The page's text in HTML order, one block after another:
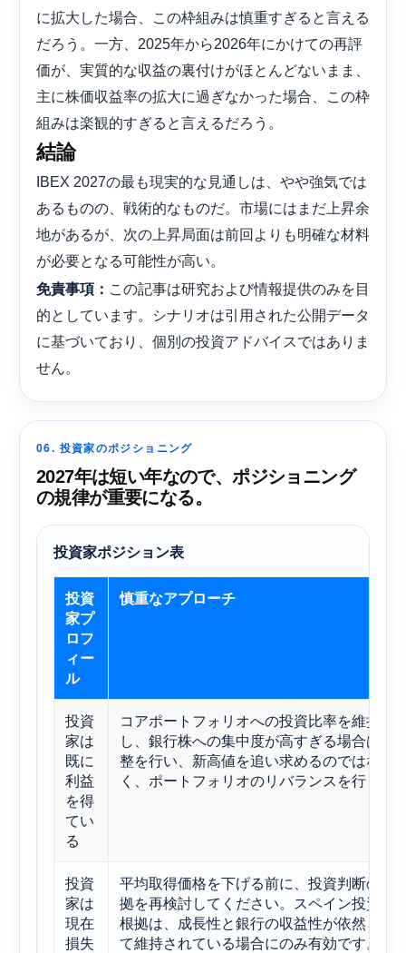
に拡大した場合、この枠組みは慎重すぎると言える
だろう。一方、2025年から2026年にかけての再評
価が、実質的な収益の裏付けがほとんどないまま、
主に株価収益率の拡大に過ぎなかった場合、この枠
組みは楽観的すぎると言えるだろう。
結論
IBEX 2027の最も現実的な見通しは、やや強気では
あるものの、戦術的なものだ。市場にはまだ上昇余
地があるが、次の上昇局面は前回よりも明確な材料
が必要となる可能性が高い。
免責事項： この記事は研究および情報提供のみを目
的としています。シナリオは引用された公開データ
に基づいており、個別の投資アドバイスではありま
せん。
06. 投資家のポジショニング
2027年は短い年なので、ポジショニング
の規律が重要になる。
投資家ポジション表
投資
家プ
ロフ
ィー
ル
慎重なアプローチ
投資
家は
既に
利益
を得
てい
る
コアポートフォリオへの投資比率を維持
し、銀行株への集中度が高すぎる場合は調
整を行い、新高値を追い求めるのではな
く、ポートフォリオのリバランスを行う。
投資
家は
現在
損失
平均取得価格を下げる前に、投資判断の根
拠を再検討してください。スペイン投資の
根拠は、成長性と銀行の収益性が依然とし
て維持されている場合にのみ有効です。